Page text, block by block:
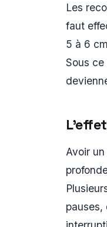
Les
faut
5 à 6
Sous
Avoir
pauses,